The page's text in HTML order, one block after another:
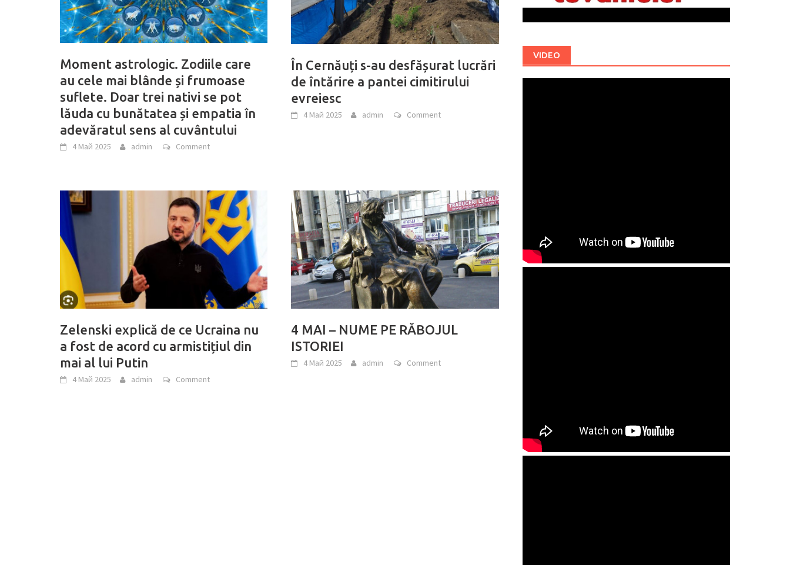
Moment astrologic. Zodiile care
au cele mai blânde și frumoase
suflete. Doar trei nativi se pot
lăuda cu bunătatea și empatia în
adevăratul sens al cuvântului
4 Май 2025 admin Comment
În Cernăuți s-au desfășurat lucrări
de întărire a pantei cimitirului
evreiesc
4 Май 2025 admin Comment
Zelenski explică de ce Ucraina nu
a fost de acord cu armistițiul din
mai al lui Putin
4 Май 2025 admin Comment
4 MAI – NUME PE RĂBOJUL
ISTORIEI
4 Май 2025 admin Comment
VIDEO